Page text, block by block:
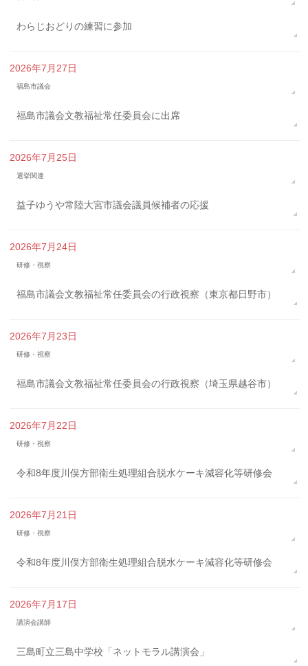
わらじおどりの練習に参加
2026年7月27日
福島市議会
福島市議会文教福祉常任委員会に出席
2026年7月25日
選挙関連
益子ゆうや常陸大宮市議会議員候補者の応援
2026年7月24日
研修・視察
福島市議会文教福祉常任委員会の行政視察（東京都日野市）
2026年7月23日
研修・視察
福島市議会文教福祉常任委員会の行政視察（埼玉県越谷市）
2026年7月22日
研修・視察
令和8年度川俣方部衛生処理組合脱水ケーキ減容化等研修会
2026年7月21日
研修・視察
令和8年度川俣方部衛生処理組合脱水ケーキ減容化等研修会
2026年7月17日
講演会講師
三島町立三島中学校「ネットモラル講演会」